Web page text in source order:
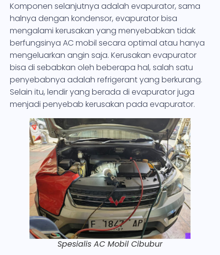
Komponen selanjutnya adalah evapurator, sama
halnya dengan kondensor, evapurator bisa
mengalami kerusakan yang menyebabkan tidak
berfungsinya AC mobil secara optimal atau hanya
mengeluarkan angin saja. Kerusakan evapurator
bisa di sebabkan oleh beberapa hal, salah satu
penyebabnya adalah refrigerant yang berkurang.
Selain itu, lendir yang berada di evapurator juga
menjadi penyebab kerusakan pada evapurator.
Spesialis AC Mobil Cibubur